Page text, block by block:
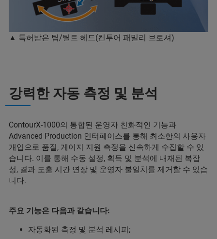
▲ 특허받은 팁/틸트 헤드(컨투어 패밀리 브로셔)
강력한 자동 측정 및 분석
ContourX-1000의 통합된 운영자 친화적인 기능과
Advanced Production 인터페이스를 통해 최소한의 사용자
개입으로 품질, 게이지 지원 측정을 신속하게 수집할 수 있
습니다. 이를 통해 수동 설정, 획득 및 분석에 내재된 복잡
성, 결과 도출 시간 연장 및 운영자 불일치를 제거할 수 있습
니다.
주요 기능은 다음과 같습니다:
자동화된 측정 및 분석 레시피;